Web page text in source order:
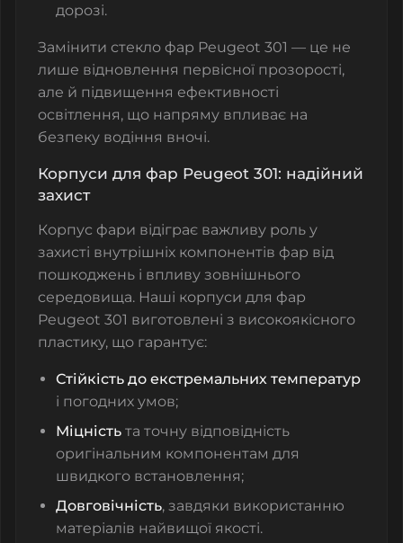
дорозі.
Замінити стекло фар Peugeot 301 — це не
лише відновлення первісної прозорості,
але й підвищення ефективності
освітлення, що напряму впливає на
безпеку водіння вночі.
Корпуси для фар Peugeot 301: надійний
захист
Корпус фари відіграє важливу роль у
захисті внутрішніх компонентів фар від
пошкоджень і впливу зовнішнього
середовища. Наші корпуси для фар
Peugeot 301 виготовлені з високоякісного
пластику, що гарантує:
Стійкість до екстремальних температур
і погодних умов;
Міцність та точну відповідність
оригінальним компонентам для
швидкого встановлення;
Довговічність, завдяки використанню
матеріалів найвищої якості.